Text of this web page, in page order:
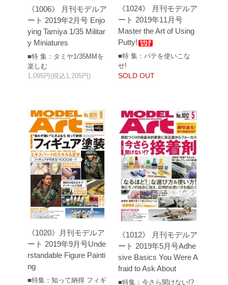
《1006》 月刊モデルア
ート 2019年2月号 Enjo
ying Tamiya 1/35 Militar
y Miniatures
■特 集：タミヤ1/35MMを
楽しむ
1,095円(税込1,205円)
《1024》 月刊モデルア
ート 2019年11月号
Master the Art of Using
Putty!
■特 集：パテを使いこな
せ!
SOLD OUT
《1020》月刊モデルア
ート 2019年9月号Unde
rstandable Figure Painti
ng
■特集：知って納得 フィギ
《1012》 月刊モデルア
ート 2019年5月号Adhe
sive Basics You Were A
fraid to Ask About
■特集：今さら聞けない!?